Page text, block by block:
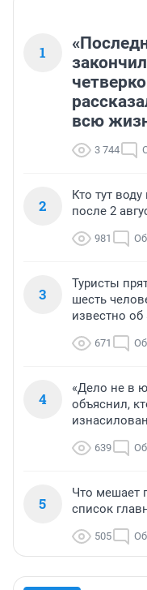
1
всю
3 744
2
Кто тут
после 2
981
3
Туристы
шесть
известно
671
4
«Дело не в
объяснил,
639
5
Что мешает
список
505